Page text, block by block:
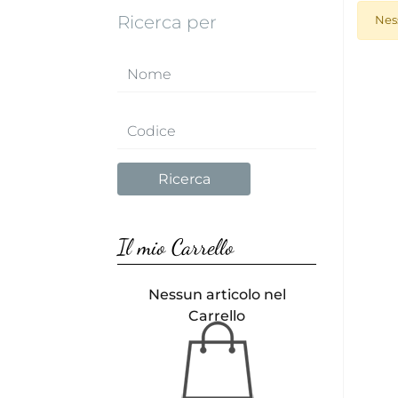
Ricerca per
Il mio Carrello
Nessun articolo nel
Carrello